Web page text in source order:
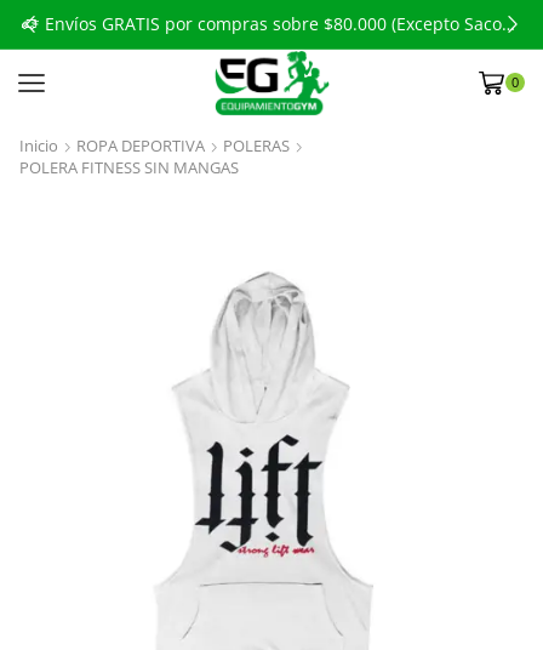
Envíos GRATIS por compras sobre $80.000 (Excepto Sacos de Boxeo)
0
Inicio ROPA DEPORTIVA
POLERAS
POLERA FITNESS SIN MANGAS